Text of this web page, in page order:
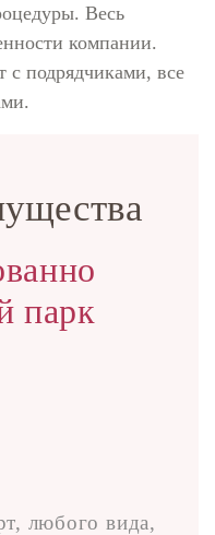
Весь
компании.
с подрядчиками, все
парк
любого вида,